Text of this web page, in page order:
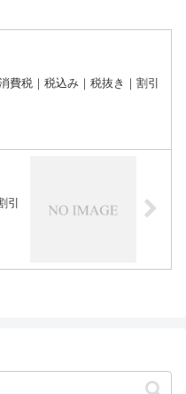
費税｜税込み｜税抜き｜割引
引